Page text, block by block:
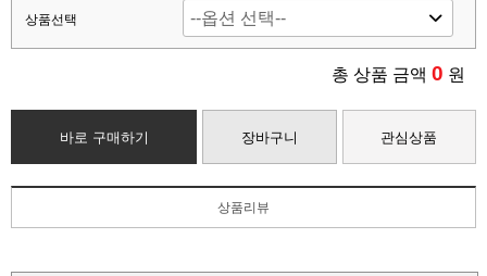
상품선택
총 상품 금액 0 원
바로 구매하기 장바구니 관심상품
상품리뷰